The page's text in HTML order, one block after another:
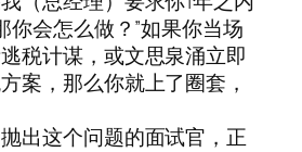
你会怎么做？”如果你当场
税计谋，或文思泉涌立即
案，那么你就上了圈套，
出这个问题的面试官，正